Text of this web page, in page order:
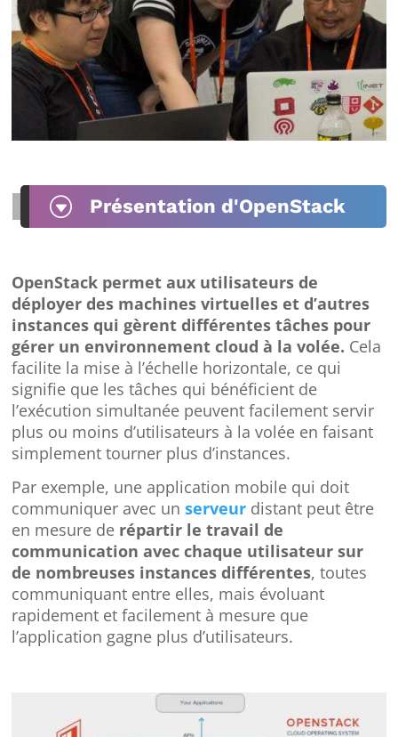
G Présentation d'OpenStack
OpenStack permet aux utilisateurs de
déployer des machines virtuelles et d’autres
instances qui gèrent différentes tâches pour
gérer un environnement cloud à la volée. Cela
facilite la mise à l’échelle horizontale, ce qui
signifie que les tâches qui bénéficient de
l’exécution simultanée peuvent facilement servir
plus ou moins d’utilisateurs à la volée en faisant
simplement tourner plus d’instances.
Par exemple, une application mobile qui doit
communiquer avec unserveur distant peut être
en mesure de répartir le travail de
communication avec chaque utilisateur sur
de nombreuses instances différentes, toutes
communiquant entre elles, mais évoluant
rapidement et facilement à mesure que
l’application gagne plus d’utilisateurs.